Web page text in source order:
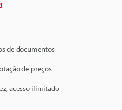
de documentos
de preços
acesso ilimitado